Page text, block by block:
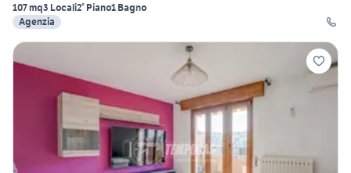
107 mq3 Locali2° Piano1 Bagno
Agenzia